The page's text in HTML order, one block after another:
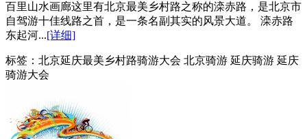
百里山水画廊这里有北京最美乡村路之称的滦赤路，是北京市
自驾游十佳线路之首，是一条名副其实的风景大道。 滦赤路
东起河...[详细]
标签： 北京延庆最美乡村路骑游大会 北京骑游 延庆骑游 延庆
骑游大会